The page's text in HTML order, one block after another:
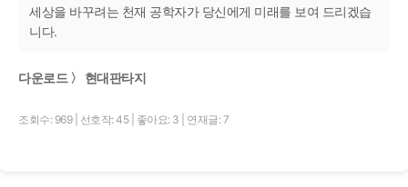
세상을 바꾸려는 천재 공학자가 당신에게 미래를 보여 드리겠습
니다.
다운로드 〉 현대판타지
조회수: 969 선호작: 45 좋아요: 3 연재글: 7